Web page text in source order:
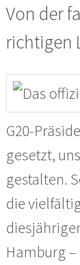
Von der
richtigen
G20-
gesetzt,
gestalten.
die
Hamburg